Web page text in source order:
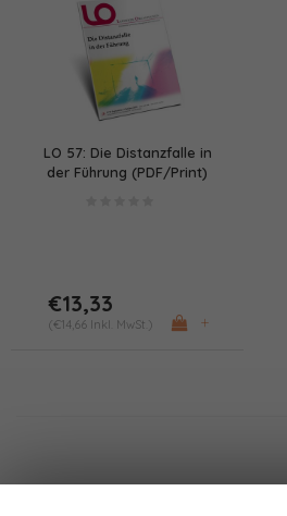
LO 57: Die Distanzfalle in
der Führung (PDF/Print)
€13,33
(€14,66 Inkl. MwSt.) +